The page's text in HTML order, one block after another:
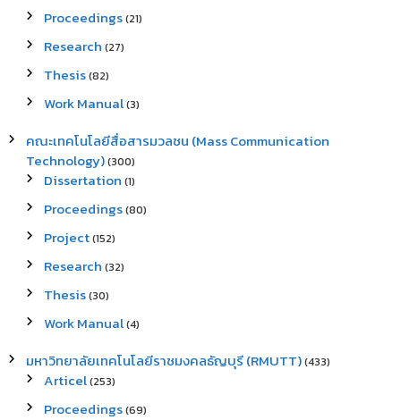
Proceedings(21)
Research (27)
Thesis(82)
Work Manual(3)
คณะเทคโนโลยีสื่อสารมวลชน (Mass Communication
Technology)(300)
Dissertation (1)
Proceedings(80)
Project(152)
Research (32)
Thesis(30)
Work Manual(4)
มหาวิทยาลัยเทคโนโลยีราชมงคลธัญบุรี (RMUTT)(433)
Articel(253)
Proceedings(69)